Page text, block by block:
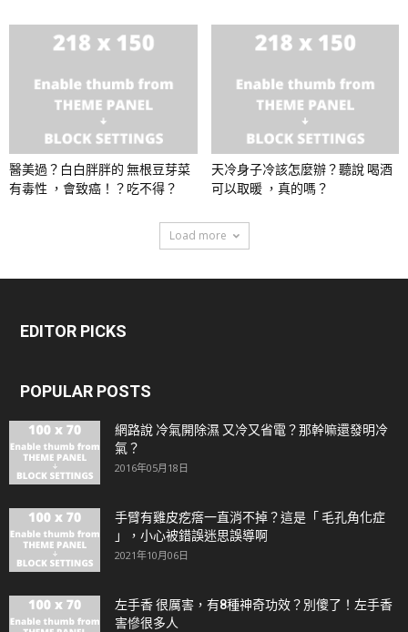
醫美過？白白胖胖的 無根豆芽菜
有毒性 ，會致癌！？吃不得？
天冷身子冷該怎麼辦？聽說 喝酒
可以取暖 ，真的嗎？
Load more
EDITOR PICKS
POPULAR POSTS
網路說 冷氣開除濕 又冷又省電？那幹嘛還發明冷
氣？
2016年05月18日
手臂有雞皮疙瘩一直消不掉？這是「 毛孔角化症
」，小心被錯誤迷思誤導啊
2021年10月06日
左手香 很厲害，有8種神奇功效？別傻了！左手香
害慘很多人